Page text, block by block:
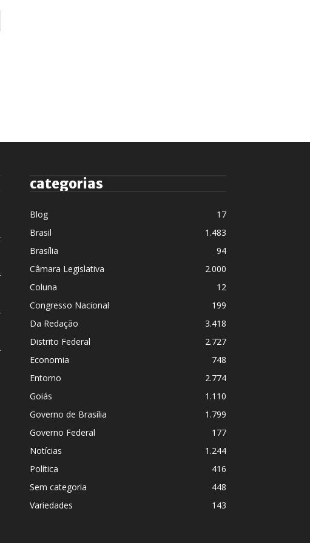
categorias
Blog
17
Brasil
1.483
Brasília
94
Câmara Legislativa
2.000
Coluna
12
Congresso Nacional
199
Da Redação
3.418
Distrito Federal
2.727
Economia
748
Entorno
2.774
Goiás
1.110
Governo de Brasília
1.799
Governo Federal
177
Notícias
1.244
Política
416
Sem categoria
448
Variedades
143